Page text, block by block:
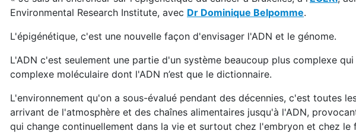
Environmental Research Institute, avec Dr Dominique Belpomme.
L'épigénétique, c'est une nouvelle façon d'envisager l'ADN et le génome.
L'ADN c'est seulement une partie d'un système beaucoup plus complexe
complexe moléculaire dont l'ADN n’est que le dictionnaire.
L'environnement qu'on a sous-évalué pendant des décennies, c'est toutes
arrivant de l'atmosphère et des chaînes alimentaires jusqu'à l'ADN,
qui change continuellement dans la vie et surtout chez l'embryon et chez